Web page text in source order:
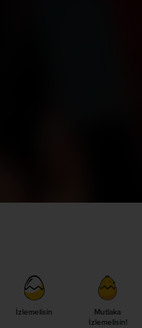
İzlemelisin
Mutlaka
İzlemelisin!